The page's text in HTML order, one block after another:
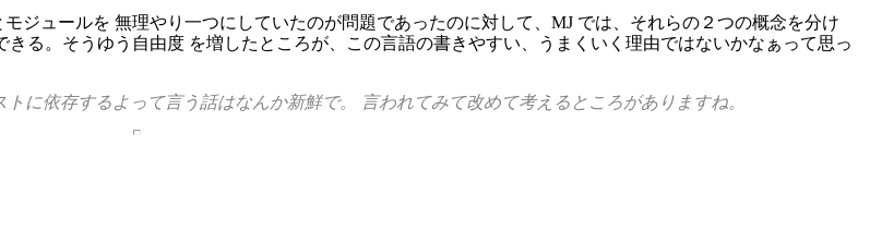
ジュールを 無理やり一つにしていたのが問題であったのに対して、MJ では、それらの２つの概念を分け
る。そうゆう自由度 を増したところが、この言語の書きやすい、うまくいく理由ではないかなぁって思っ
に依存するよって言う話はなんか新鮮で。 言われてみて改めて考えるところがありますね。